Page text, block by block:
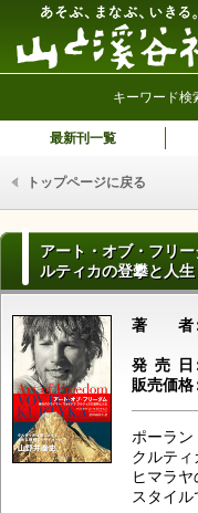
キーワード検
最新刊一覧
トップページに戻る
アート・オブ・フリ
ルティカの登攀と人生
著
発売
販売価格
ポーラン
クルティ
ヒマラ
スタイル